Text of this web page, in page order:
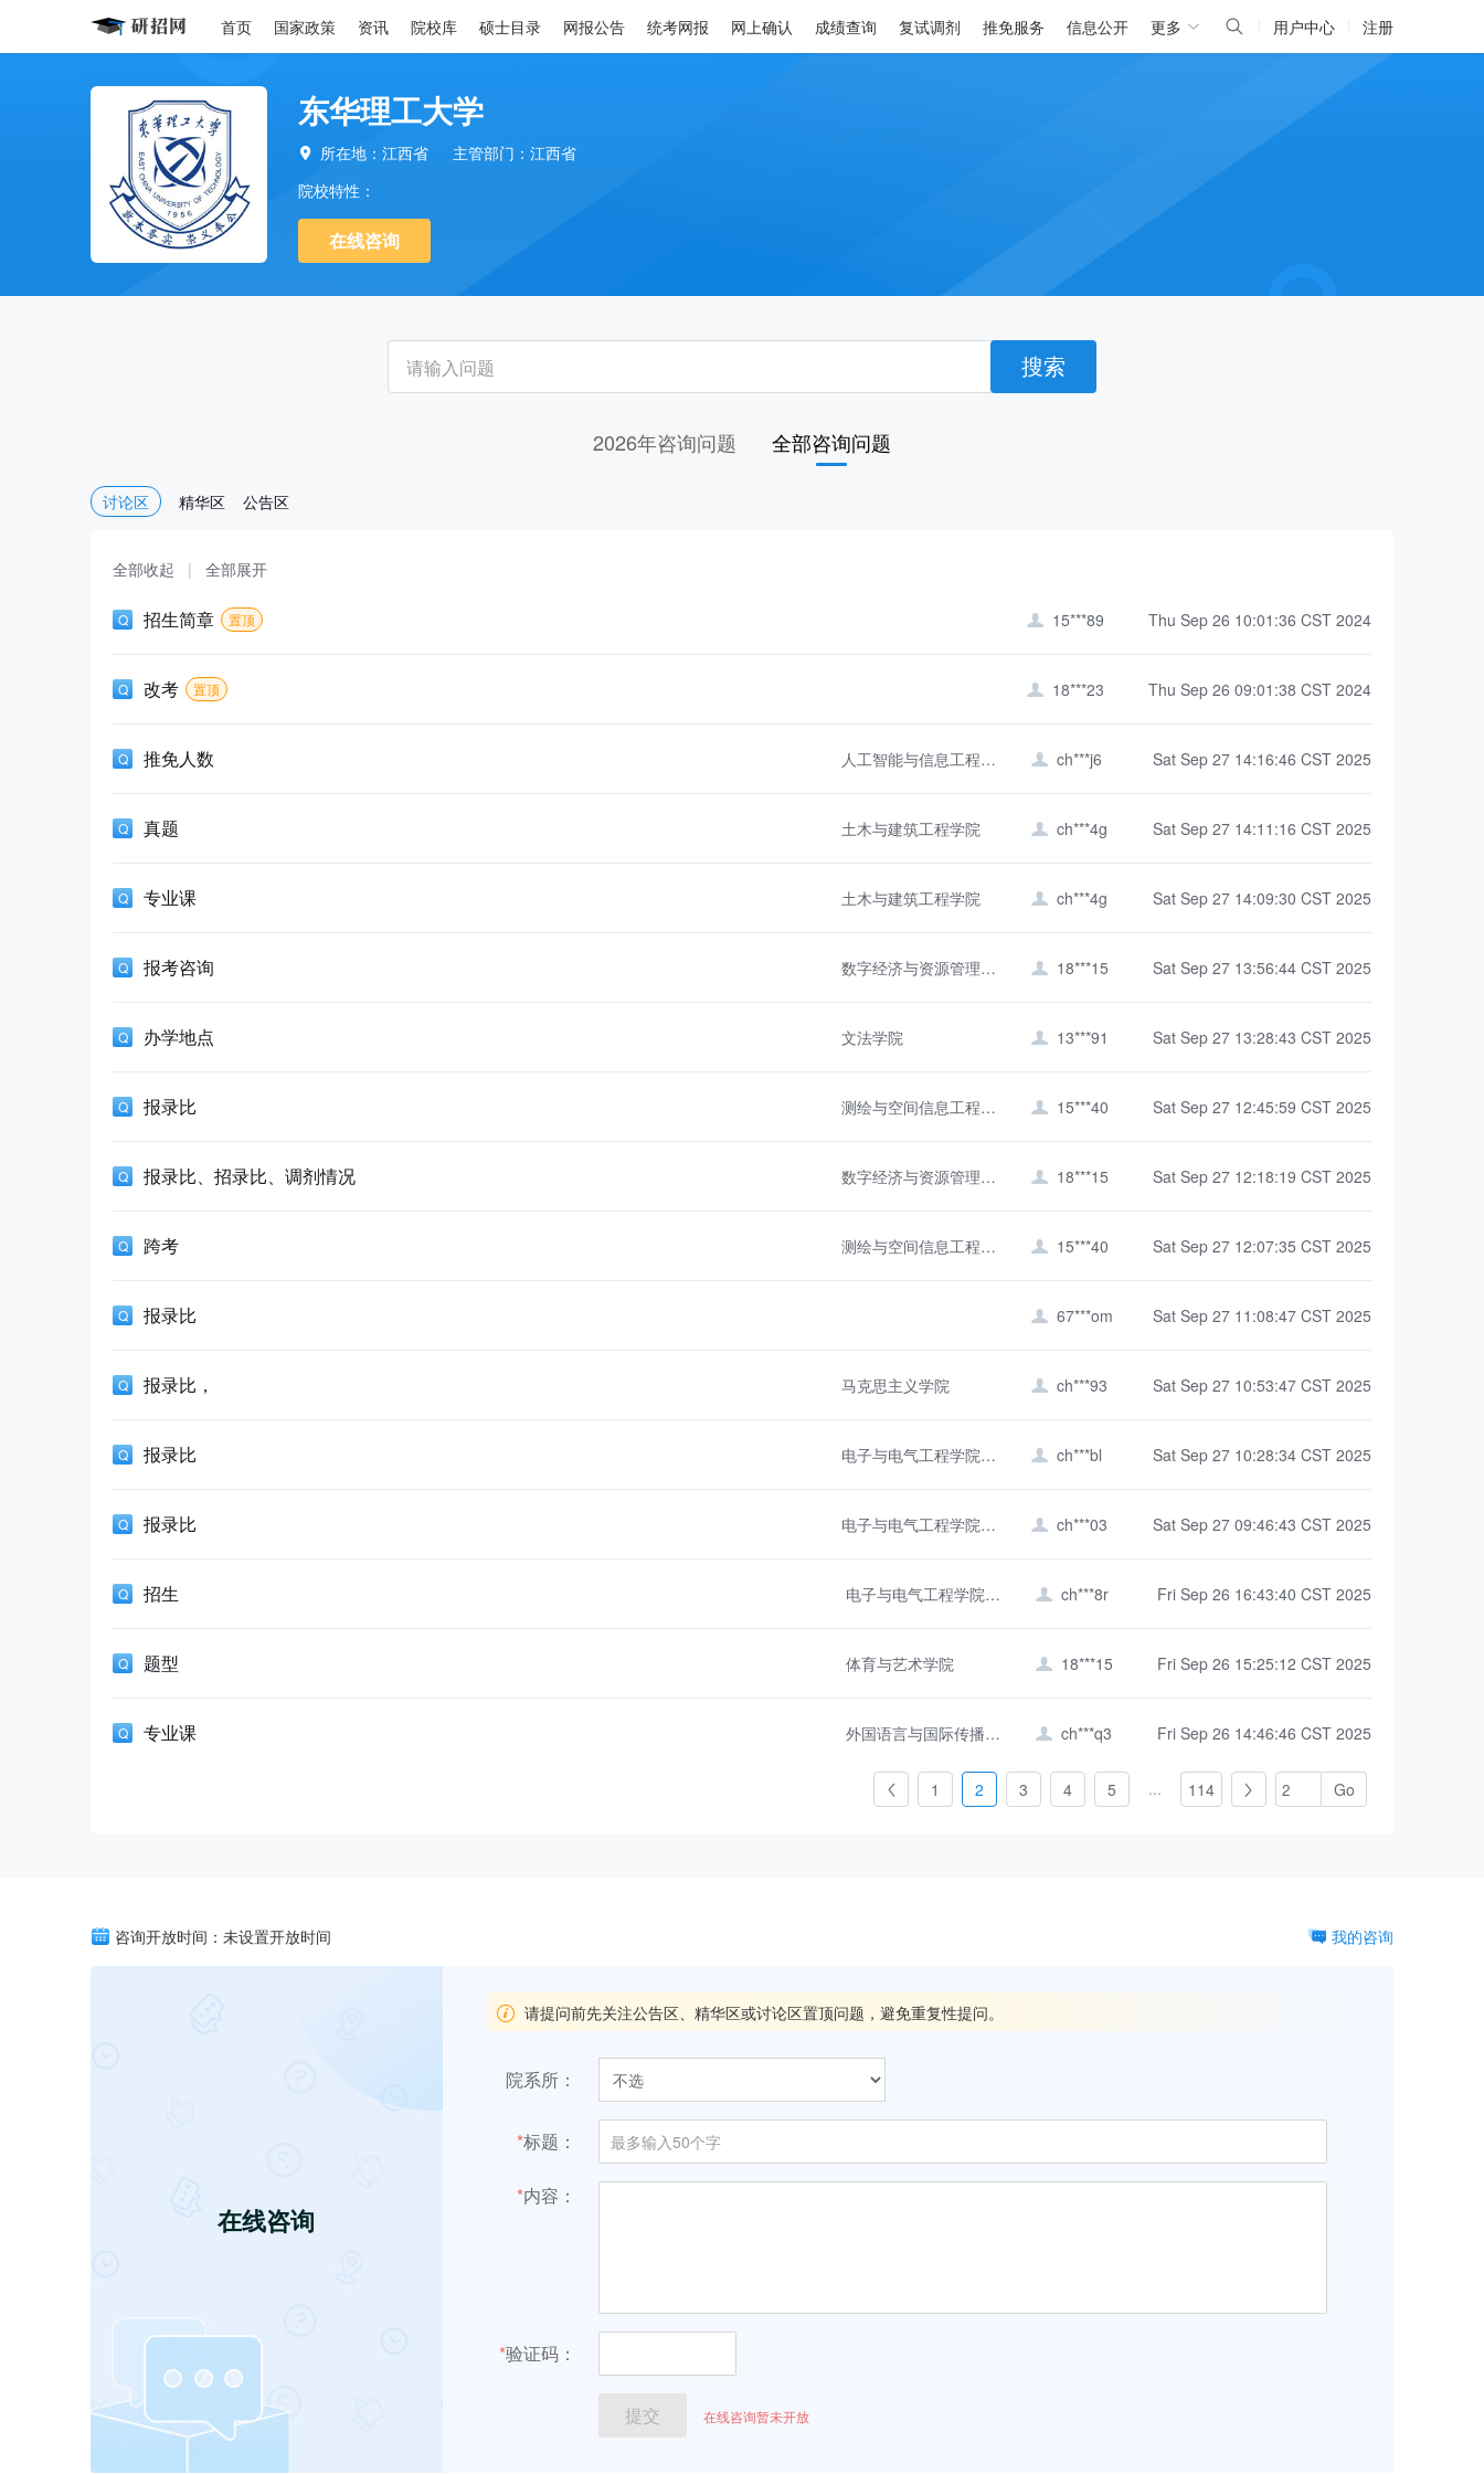
首页 国家政策 资讯 院校库 硕士目录 网报公告 统考网报 网上确认 成绩查询 复试调剂 推免服务 信息公开 更多 用户中心 注册
东华理工大学
 所在地：江西省
主管部门：江西省
院校特性：
在线咨询
搜索
2026年咨询问题 全部咨询问题
讨论区 精华区 公告区
全部收起 | 全部展开
招生简章 置顶  15***89 Thu Sep 26 10:01:36 CST 2024
改考 置顶  18***23 Thu Sep 26 09:01:38 CST 2024
推免人数 人工智能与信息工程学院  ch***j6 Sat Sep 27 14:16:46 CST 2025
真题 土木与建筑工程学院  ch***4g Sat Sep 27 14:11:16 CST 2025
专业课 土木与建筑工程学院  ch***4g Sat Sep 27 14:09:30 CST 2025
报考咨询 数字经济与资源管理学院  18***15 Sat Sep 27 13:56:44 CST 2025
办学地点 文法学院  13***91 Sat Sep 27 13:28:43 CST 2025
报录比 测绘与空间信息工程学院（北斗学院）  15***40 Sat Sep 27 12:45:59 CST 2025
报录比、招录比、调剂情况 数字经济与资源管理学院  18***15 Sat Sep 27 12:18:19 CST 2025
跨考 测绘与空间信息工程学院（北斗学院）  15***40 Sat Sep 27 12:07:35 CST 2025
报录比  67***om Sat Sep 27 11:08:47 CST 2025
报录比， 马克思主义学院  ch***93 Sat Sep 27 10:53:47 CST 2025
报录比 电子与电气工程学院（智能制造学院）  ch***bl Sat Sep 27 10:28:34 CST 2025
报录比 电子与电气工程学院（智能制造学院）  ch***03 Sat Sep 27 09:46:43 CST 2025
招生 电子与电气工程学院（智能制造学院）  ch***8r Fri Sep 26 16:43:40 CST 2025
题型 体育与艺术学院  18***15 Fri Sep 26 15:25:12 CST 2025
专业课 外国语言与国际传播学院  ch***q3 Fri Sep 26 14:46:46 CST 2025
 1 2 3 4 5 ... 114 
咨询开放时间：未设置开放时间 我的咨询